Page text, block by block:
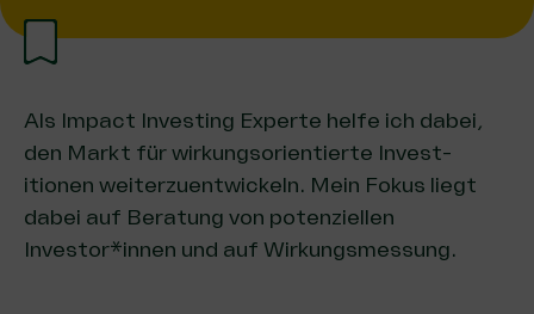
Als Impact Investing Experte helfe ich dabei,
den Markt für wir­kungs­ori­en­tier­te Invest­
itionen wei­terzuentwickeln. Mein Fokus liegt
dabei auf Beratung von potenziellen
Investor*innen und auf Wirkungsmessung.